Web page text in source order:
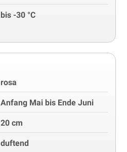
bis -30 °C
rosa
Anfang Mai bis Ende Juni
20 cm
duftend